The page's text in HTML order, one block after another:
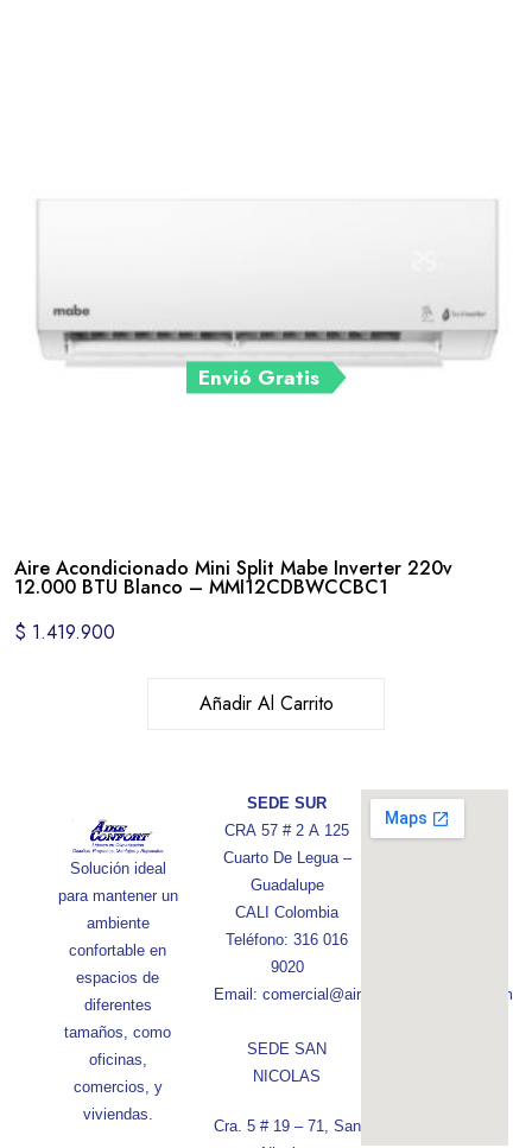
Envió Gratis
Aire Acondicionado Mini Split Mabe Inverter 220v
12.000 BTU Blanco – MMI12CDBWCCBC1
$ 1.419.900
Añadir Al Carrito
Solución ideal
para mantener un
ambiente
confortable en
espacios de
diferentes
tamaños, como
oficinas,
comercios, y
viviendas.
SEDE SUR
CRA 57 # 2 A 125
Cuarto De Legua –
Guadalupe
CALI Colombia
Teléfono: 316 016
9020
Email: comercial@aireconfortcolombia.com
SEDE SAN
NICOLAS
Cra. 5 # 19 – 71, San